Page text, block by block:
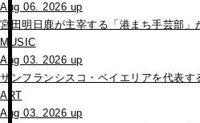
Aug 06. 2026 up
宮田明日鹿が主宰する「港まち手芸部」
MUSIC
Aug 03. 2026 up
サンフランシスコ・ベイエリアを代表
ART
Aug 03. 2026 up